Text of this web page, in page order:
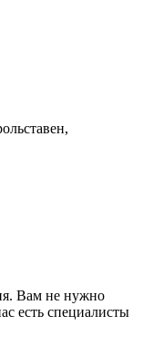
Вам не нужно
есть специалисты